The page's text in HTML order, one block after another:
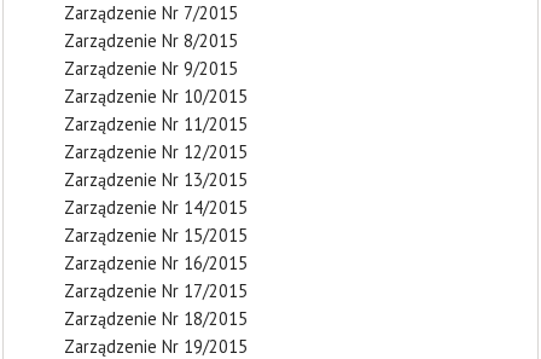
Zarządzenie Nr 7/2015
Zarządzenie Nr 8/2015
Zarządzenie Nr 9/2015
Zarządzenie Nr 10/2015
Zarządzenie Nr 11/2015
Zarządzenie Nr 12/2015
Zarządzenie Nr 13/2015
Zarządzenie Nr 14/2015
Zarządzenie Nr 15/2015
Zarządzenie Nr 16/2015
Zarządzenie Nr 17/2015
Zarządzenie Nr 18/2015
Zarządzenie Nr 19/2015